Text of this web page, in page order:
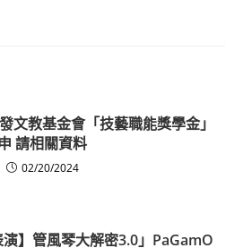
文教基金會「技藝職能獎學金」
請相關資料
02/20/2024
】管風琴大解密3.0」PaGamO